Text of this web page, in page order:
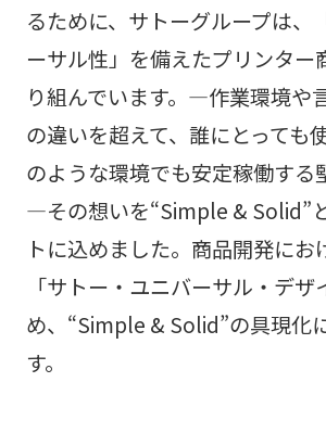
るために、サトーグループは、
ーサル性」を備えたプリンター
り組んでいます。—作業環境や
の違いを超えて、誰にとっても
のような環境でも安定稼働する
—その想いを“Simple & Solid”
トに込めました。商品開発にお
「サトー・ユニバーサル・デザ
め、“Simple & Solid”の具現化
す。